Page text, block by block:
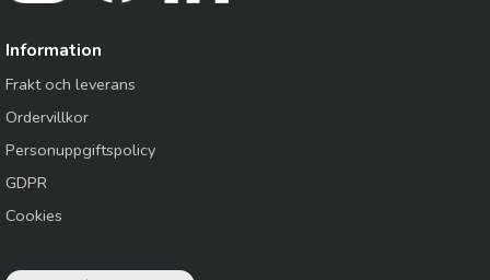
Information
Frakt och leverans
Ordervillkor
Personuppgiftspolicy
GDPR
Cookies